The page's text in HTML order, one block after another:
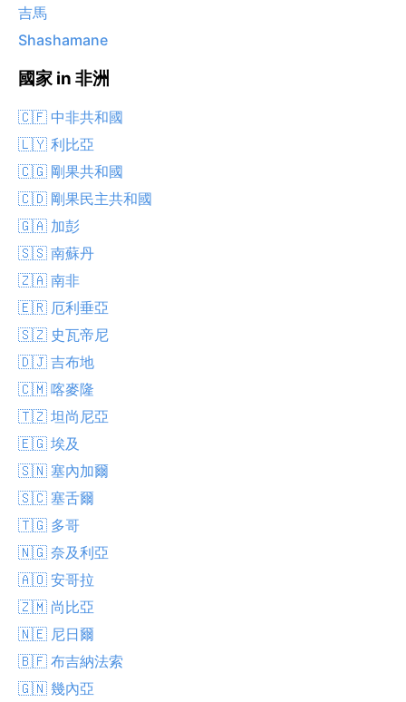
吉馬
Shashamane
國家 in 非洲
🇨🇫 中非共和國
🇱🇾 利比亞
🇨🇬 剛果共和國
🇨🇩 剛果民主共和國
🇬🇦 加彭
🇸🇸 南蘇丹
🇿🇦 南非
🇪🇷 厄利垂亞
🇸🇿 史瓦帝尼
🇩🇯 吉布地
🇨🇲 喀麥隆
🇹🇿 坦尚尼亞
🇪🇬 埃及
🇸🇳 塞內加爾
🇸🇨 塞舌爾
🇹🇬 多哥
🇳🇬 奈及利亞
🇦🇴 安哥拉
🇿🇲 尚比亞
🇳🇪 尼日爾
🇧🇫 布吉納法索
🇬🇳 幾內亞